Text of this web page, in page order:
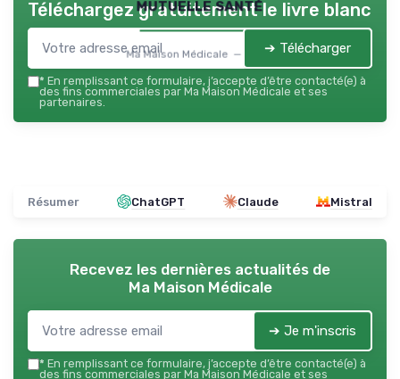
mutuelle santé
Ma Maison Médicale — 2026
Téléchargez gratuitement le livre blanc
➔ Télécharger
* En remplissant ce formulaire, j’accepte d’être contacté(e) à
des fins commerciales par Ma Maison Médicale et ses
partenaires.
Résumer ChatGPT Claude Mistral
Recevez les dernières actualités de
Ma Maison Médicale
➔ Je m'inscris
* En remplissant ce formulaire, j’accepte d’être contacté(e) à
des fins commerciales par Ma Maison Médicale et ses